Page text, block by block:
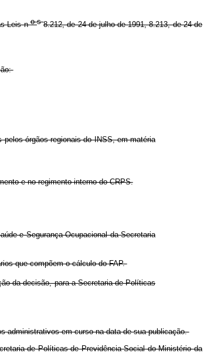
Leis nos8.212, de 24 de julho de 1991, 8.213, de 24 de
órgãos regionais do INSS, em matéria
e no regimento interno do CRPS.
e Segurança Ocupacional da Secretaria
que compõem o cálculo do FAP.
da decisão, para a Secretaria de Políticas
administrativos em curso na data de sua publicação.
de Políticas de Previdência Socialdo Ministério da